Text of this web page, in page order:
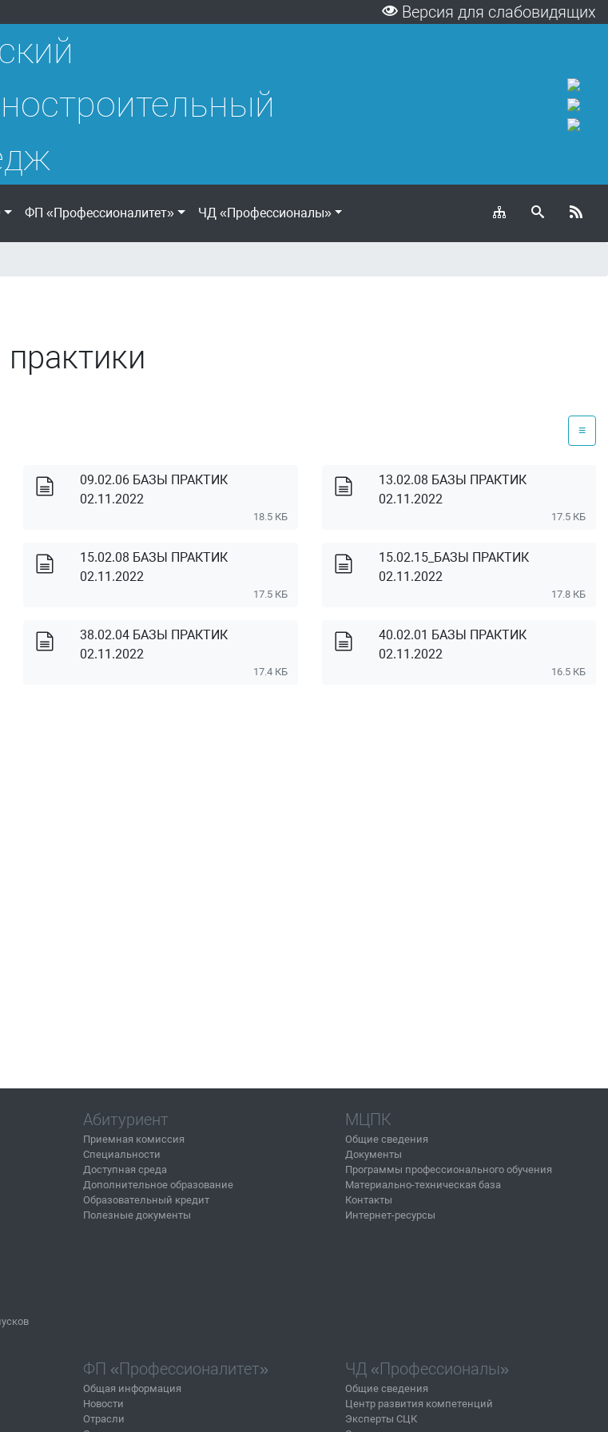
Версия для слабовидящих
ФП «Профессионалитет» ЧД «Профессионалы»
≡
09.02.06 БАЗЫ ПРАКТИК
02.11.2022
18.5 КБ
13.02.08 БАЗЫ ПРАКТИК
02.11.2022
17.5 КБ
15.02.08 БАЗЫ ПРАКТИК
02.11.2022
17.5 КБ
15.02.15_БАЗЫ ПРАКТИК
02.11.2022
17.8 КБ
38.02.04 БАЗЫ ПРАКТИК
02.11.2022
17.4 КБ
40.02.01 БАЗЫ ПРАКТИК
02.11.2022
16.5 КБ
Абитуриент
Приемная комиссия
Специальности
Доступная среда
Дополнительное образование
Образовательный кредит
Полезные документы
МЦПК
Общие сведения
Документы
Программы профессионального обучения
Материально-техническая база
Контакты
Интернет-ресурсы
ФП «Профессионалитет»
Общая информация
Новости
Отрасли
ЧД «Профессионалы»
Общие сведения
Центр развития компетенций
Эксперты СЦК